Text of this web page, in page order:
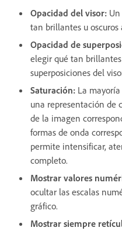
Opacidad del visor:
tan brillantes u oscuros
Opacidad de
elegir qué tan
superposiciones del
Saturación: La
una representación de
de la imagen
formas de onda
permite intensificar,
completo.
Mostrar valores
ocultar las escalas
gráfico.
Mostrar siempre